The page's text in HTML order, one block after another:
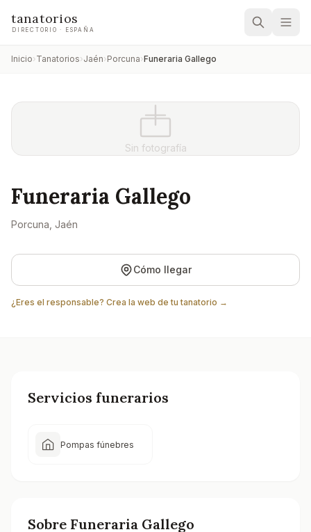
tanatorios
DIRECTORIO · ESPAÑA
Inicio›Tanatorios›Jaén›Porcuna›Funeraria Gallego
Funeraria Gallego
Porcuna , Jaén
Cómo llegar
¿Eres el responsable? Crea la web de tu tanatorio →
Sin fotografía
Servicios funerarios
Pompas fúnebres
Sobre Funeraria Gallego